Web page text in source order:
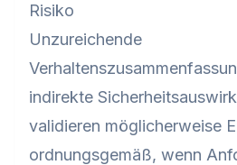
Risiko
Unzureichende
indirekte
validieren möglicherweise
ordnungsgemäß, wenn